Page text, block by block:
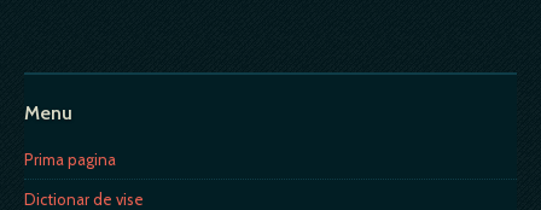
Menu
Prima pagina
Dictionar de vise